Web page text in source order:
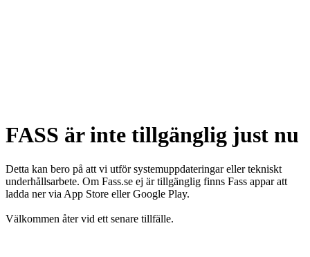
FASS är inte tillgänglig just nu
Detta kan bero på att vi utför systemuppdateringar eller tekniskt
underhållsarbete. Om Fass.se ej är tillgänglig finns Fass appar att
ladda ner via App Store eller Google Play.
Välkommen åter vid ett senare tillfälle.